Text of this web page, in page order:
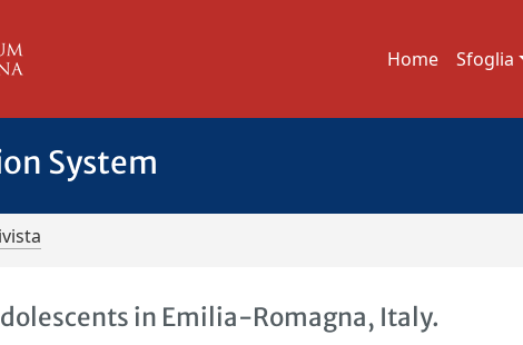
Home Sfoglia
System
in Emilia-Romagna, Italy.